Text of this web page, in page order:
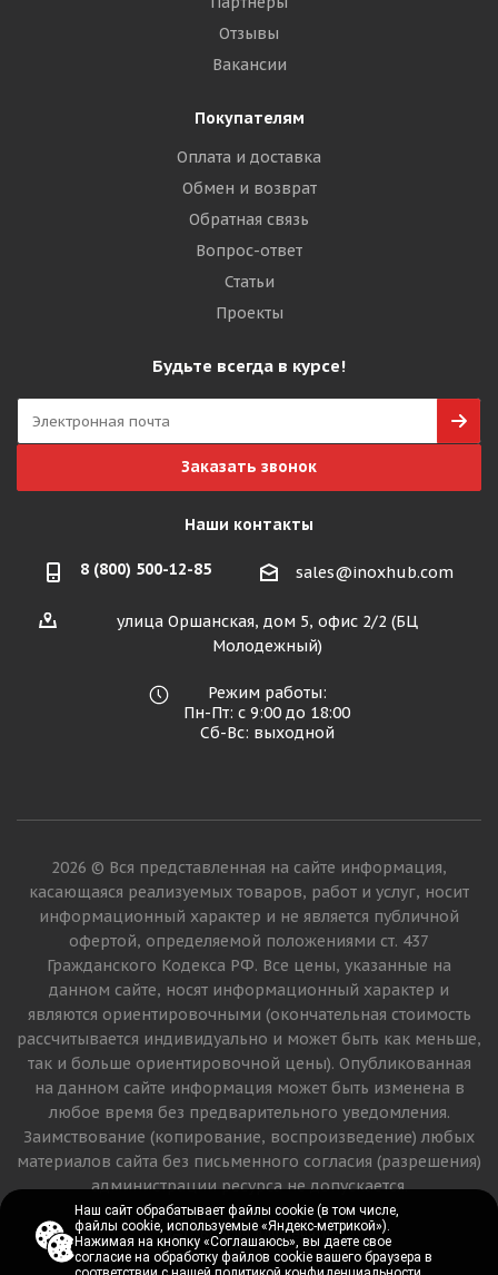
Отзывы
Вакансии
Покупателям
Оплата и доставка
Обмен и возврат
Обратная связь
Вопрос-ответ
Статьи
Проекты
Будьте всегда в курсе!
Заказать звонок
Наши контакты
8 (800) 500-12-85 sales@inoxhub.com
улица Оршанская, дом 5, офис 2/2 (БЦ
Молодежный)
Режим работы:
Пн-Пт: с 9:00 до 18:00
Сб-Вс: выходной
2026 © Вся представленная на сайте информация,
касающаяся реализуемых товаров, работ и услуг, носит
информационный характер и не является публичной
офертой, определяемой положениями ст. 437
Гражданского Кодекса РФ. Все цены, указанные на
данном сайте, носят информационный характер и
являются ориентировочными (окончательная стоимость
рассчитывается индивидуально и может быть как меньше,
так и больше ориентировочной цены). Опубликованная
на данном сайте информация может быть изменена в
любое время без предварительного уведомления.
Заимствование (копирование, воспроизведение) любых
материалов сайта без письменного согласия (разрешения)
администрации ресурса не допускается.
Версия для печати
Наш сайт обрабатывает файлы cookie (в том числе,
файлы cookie, используемые «Яндекс-метрикой»).
Нажимая на кнопку «Соглашаюсь», вы даете свое
согласие на обработку файлов cookie вашего браузера в
Наш сайт обрабатывает файлы cookie (в том числе,
файлы cookie, используемые «Яндекс-метрикой»).
Нажимая на кнопку «Соглашаюсь», вы даете свое
согласие на обработку файлов cookie вашего браузера в